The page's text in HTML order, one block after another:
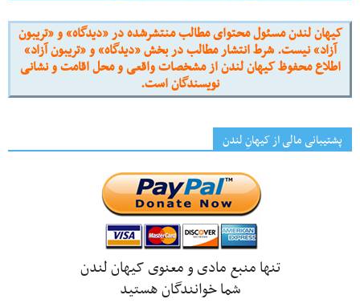
کیهان لندن مسئول محتوای مطالب منتشرشده در «دیدگاه» و «تریبون
آزاد» نیست. شرط انتشار مطالب در بخش «دیدگاه» و «تریبون آزاد»
اطلاع محفوظ کیهان لندن از مشخصات واقعی و محل اقامت و نشانی
نویسندگان است.
پشتیبانی مالی از کیهانِ لندن
تنها منبع مادی و معنوی کیهان لندن
شما خوانندگان هستید